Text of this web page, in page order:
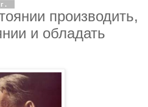
производить,
и обладать